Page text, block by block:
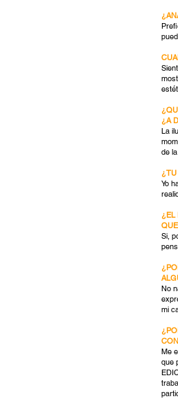
¿A
La
de
¿TU
Yo
¿EL
Si,
No
mi
Me
que